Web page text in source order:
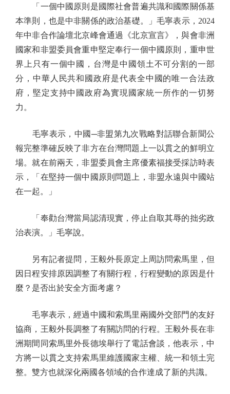
「一個中國原則是國際社會普遍共識和國際關係基
本準則，也是中非關係的政治基礎。」毛寧表示，2024
年中非合作論壇北京峰會通過《北京宣言》，與會非洲
國家和非盟委員會重申堅定奉行一個中國原則，重申世
界上只有一個中國，台灣是中國領土不可分割的一部
分，中華人民共和國政府是代表全中國的唯一合法政
府，堅定支持中國政府為實現國家統一所作的一切努
力。
毛寧表示，中國─非盟第九次戰略對話聯合新聞公
報完整準確反映了非方在台灣問題上一以貫之的鮮明立
場。就在前兩天，非盟委員會主席優素福接受採訪時表
示，「在堅持一個中國原則問題上，非盟永遠與中國站
在一起。」
「奉勸台灣當局認清現實，停止自取其辱的拙劣政
治表演。」毛寧說。
另有記者提問，王毅外長原定上周訪問索馬里，但
因日程安排原因調整了有關行程，行程變動的原因是什
麼？是否出於安全方面考慮？
毛寧表示，經過中國和索馬里兩國外交部門的友好
協商，王毅外長調整了有關訪問的行程。王毅外長在非
洲期間同索馬里外長德埃舉行了電話會談，他表示，中
方將一以貫之支持索馬里維護國家主權、統一和領土完
整。雙方也就深化兩國各領域的合作達成了新的共識。